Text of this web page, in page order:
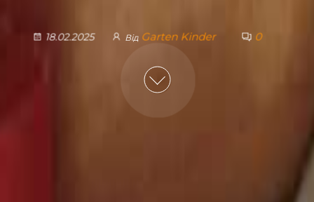
18.02.2025 Від Garten Kinder 0